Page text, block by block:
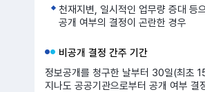
천재지변, 일시적인 업무량 증대 등
공개 여부의 결정이 곤란한 경우
비공개 결정 간주 기간
정보공개를 청구한 날부터 30일(최초
지나도 공공기관으로부터 공개 여부 결